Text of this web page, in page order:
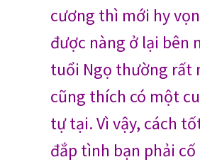
cương thì mới hy
được nàng ở lại bên
tuổi Ngọ thường rất
cũng thích có một
tự tại. Vì vậy, cách
đắp tình bạn phải